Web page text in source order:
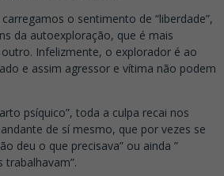
o sentimento de “liberdade”,
da autoexploração, que é mais
Infelizmente, o explorador é ao
e assim agressor e vítima não podem
psíquico”, toda a culpa recai nos
de sí mesmo, que por vezes se
deu o que precisava” ou ainda ”